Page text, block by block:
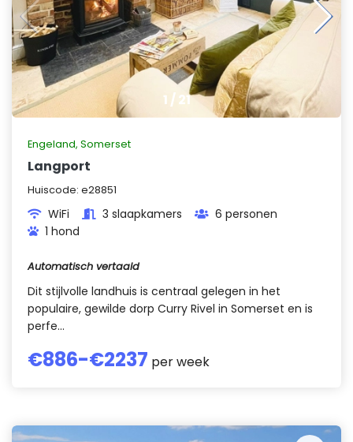
1 /21
Engeland, Somerset
Langport
Huiscode: e28851
WiFi 3 slaapkamers
6 personen
1 hond
Automatisch vertaald
Dit stijlvolle landhuis is centraal gelegen in het
populaire, gewilde dorp Curry Rivel in Somerset en is
perfe...
€886-€2237 per week